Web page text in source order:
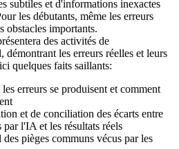
subtiles et d'informations inexactes
les débutants, même les erreurs
obstacles importants.
des activités de
démontrant les erreurs réelles et leurs
quelques faits saillants:
erreurs se produisent et comment
et de conciliation des écarts entre
par l'IA et les résultats réels
des pièges communs vécus par les